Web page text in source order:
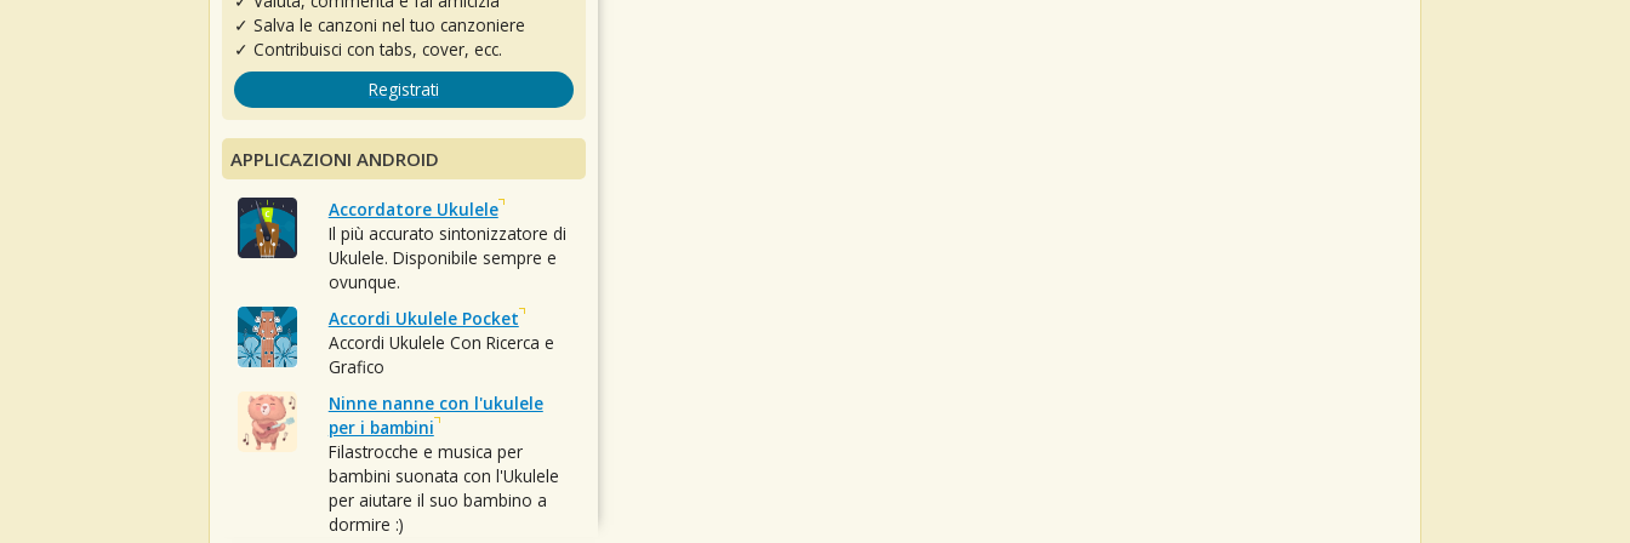
✓ Salva le canzoni nel tuo canzoniere
✓ Contribuisci con tabs, cover, ecc.
Registrati
APPLICAZIONI ANDROID
Accordatore Ukulele
Il più accurato sintonizzatore di
Ukulele. Disponibile sempre e
ovunque.
Accordi Ukulele Pocket
Accordi Ukulele Con Ricerca e
Grafico
Ninne nanne con l'ukulele
per i bambini
Filastrocche e musica per
bambini suonata con l'Ukulele
per aiutare il suo bambino a
dormire :)